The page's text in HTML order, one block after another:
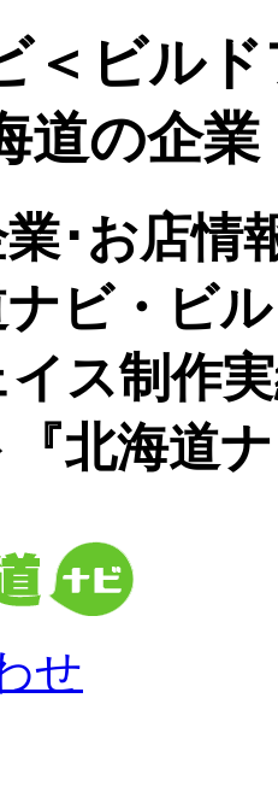
＜ビル
の企業
･お店情
ナビ・ビ
ス制作
北海道
せ